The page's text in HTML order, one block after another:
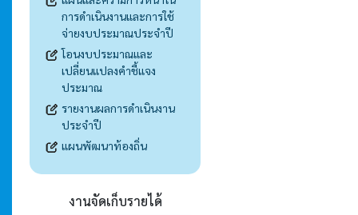
การดำเนินงานและการใช้
จ่ายงบประมาณประจำปี
โอนงบประมาณและ
เปลี่ยนแปลงคำชี้แจง
ประมาณ
รายงานผลการดำเนินงาน
ประจำปี
แผนพัฒนาท้องถิ่น
งานจัดเก็บรายได้